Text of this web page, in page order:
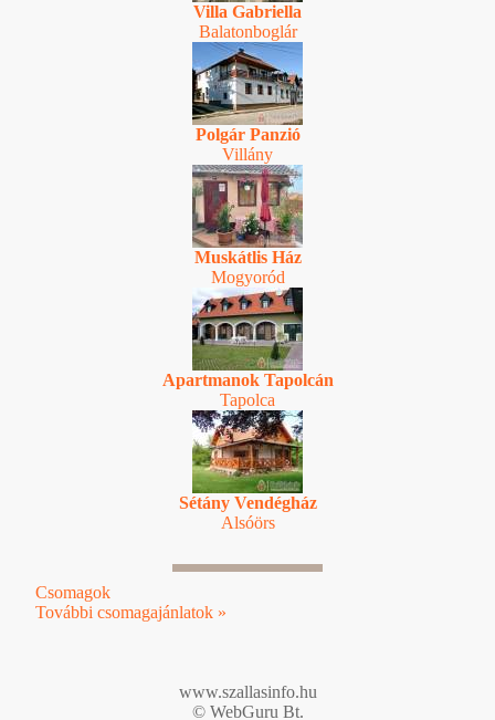
Villa Gabriella
Balatonboglár
Polgár Panzió
Villány
Muskátlis Ház
Mogyoród
Apartmanok Tapolcán
Tapolca
Sétány Vendégház
Alsóörs
Csomagok
További csomagajánlatok »
www.szallasinfo.hu
© WebGuru Bt.